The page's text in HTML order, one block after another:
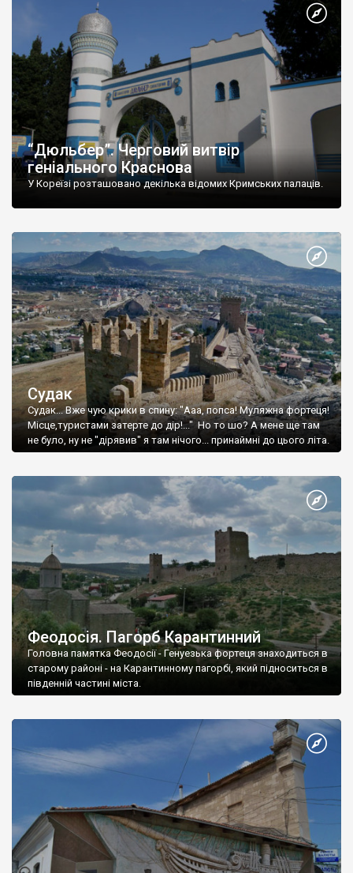
“Дюльбер”. Черговий витвір
геніального Краснова
У Кореїзі розташовано декілька відомих Кримських палаців.
Судак
Судак... Вже чую крики в спину: "Ааа, попса! Муляжна фортеця!
Місце,туристами затерте до дір!..." Но то шо? А мене ще там
не було, ну не "дірявив" я там нічого... принаймні до цього літа.
Феодосія. Пагорб Карантинний
Головна памятка Феодосії - Генуезька фортеця знаходиться в
старому районі - на Карантинному пагорбі, який підноситься в
південній частині міста.